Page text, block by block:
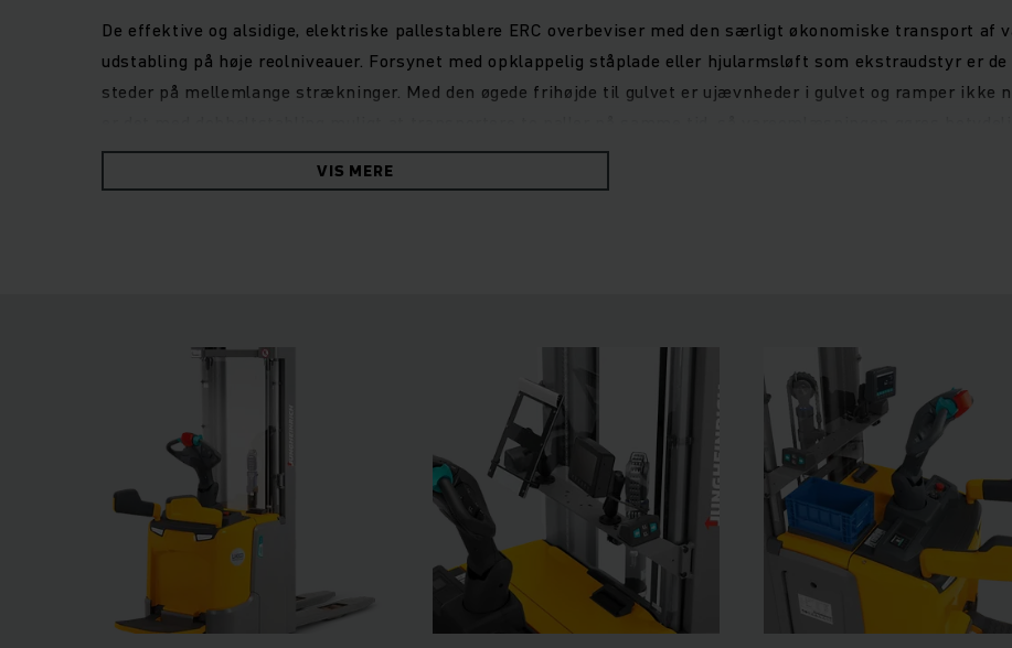
De effektive og alsidige, elektriske pallestablere ERC overbeviser med den særligt økonomiske transport af
udstabling på høje reolniveauer. Forsynet med opklappelig ståplade eller hjularmsløft som ekstraudstyr er
steder på mellemlange strækninger. Med den øgede frihøjde til gulvet er ujævnheder i gulvet og ramper ikke
præcise løftemotor løftes og sænkes laster blødt og materialeskånende i løftehøjder op til 6 meter. Endvidere
assistentsystemer som tilvalg samt operationCONTROL-systemet, der advarer om overbelastning, eller
VIS MERE